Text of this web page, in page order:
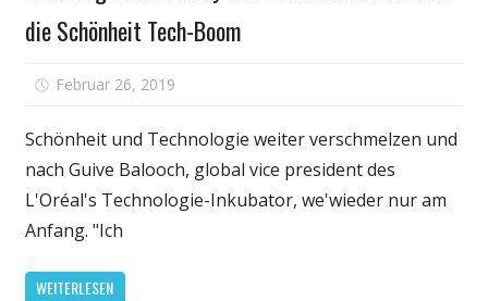
die Schönheit Tech-Boom
Februar 26, 2019
Digitalen
Guive
Schönheit und Technologie weiter verschmelzen und
nach Guive Balooch, global vice president des
L'Oréal's Technologie-Inkubator, we'wieder nur am
Anfang. "Ich
WEITERLESEN